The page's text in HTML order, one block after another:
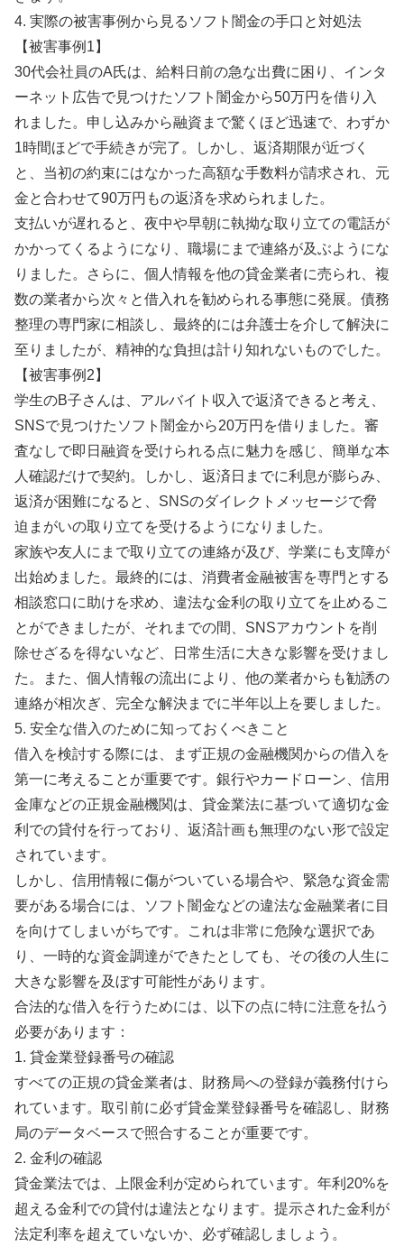
4. 実際の被害事例から見るソフト闇金の手口と対処法
【被害事例1】
30代会社員のA氏は、給料日前の急な出費に困り、インタ
ーネット広告で見つけたソフト闇金から50万円を借り入
れました。申し込みから融資まで驚くほど迅速で、わずか
1時間ほどで手続きが完了。しかし、返済期限が近づく
と、当初の約束にはなかった高額な手数料が請求され、元
金と合わせて90万円もの返済を求められました。
支払いが遅れると、夜中や早朝に執拗な取り立ての電話が
かかってくるようになり、職場にまで連絡が及ぶようにな
りました。さらに、個人情報を他の貸金業者に売られ、複
数の業者から次々と借入れを勧められる事態に発展。債務
整理の専門家に相談し、最終的には弁護士を介して解決に
至りましたが、精神的な負担は計り知れないものでした。
【被害事例2】
学生のB子さんは、アルバイト収入で返済できると考え、
SNSで見つけたソフト闇金から20万円を借りました。審
査なしで即日融資を受けられる点に魅力を感じ、簡単な本
人確認だけで契約。しかし、返済日までに利息が膨らみ、
返済が困難になると、SNSのダイレクトメッセージで脅
迫まがいの取り立てを受けるようになりました。
家族や友人にまで取り立ての連絡が及び、学業にも支障が
出始めました。最終的には、消費者金融被害を専門とする
相談窓口に助けを求め、違法な金利の取り立てを止めるこ
とができましたが、それまでの間、SNSアカウントを削
除せざるを得ないなど、日常生活に大きな影響を受けまし
た。また、個人情報の流出により、他の業者からも勧誘の
連絡が相次ぎ、完全な解決までに半年以上を要しました。
5. 安全な借入のために知っておくべきこと
借入を検討する際には、まず正規の金融機関からの借入を
第一に考えることが重要です。銀行やカードローン、信用
金庫などの正規金融機関は、貸金業法に基づいて適切な金
利での貸付を行っており、返済計画も無理のない形で設定
されています。
しかし、信用情報に傷がついている場合や、緊急な資金需
要がある場合には、ソフト闇金などの違法な金融業者に目
を向けてしまいがちです。これは非常に危険な選択であ
り、一時的な資金調達ができたとしても、その後の人生に
大きな影響を及ぼす可能性があります。
合法的な借入を行うためには、以下の点に特に注意を払う
必要があります：
1. 貸金業登録番号の確認
すべての正規の貸金業者は、財務局への登録が義務付けら
れています。取引前に必ず貸金業登録番号を確認し、財務
局のデータベースで照合することが重要です。
2. 金利の確認
貸金業法では、上限金利が定められています。年利20%を
超える金利での貸付は違法となります。提示された金利が
法定利率を超えていないか、必ず確認しましょう。